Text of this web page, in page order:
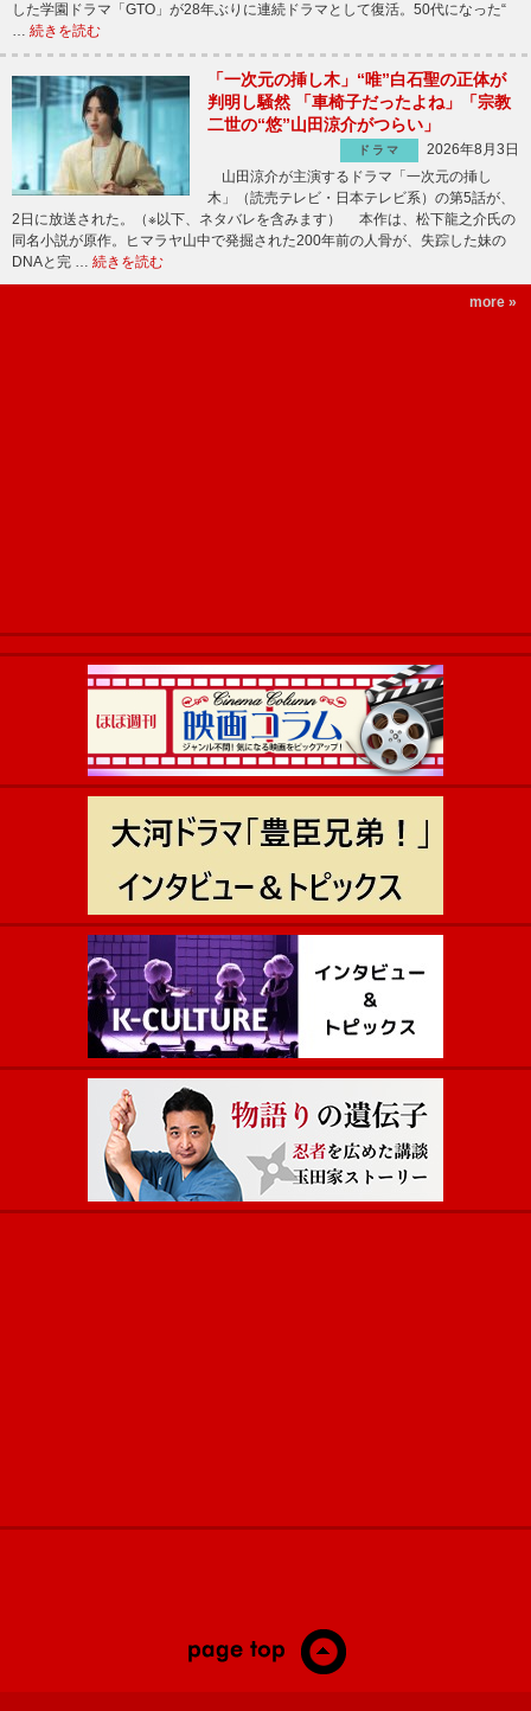
した学園ドラマ「GTO」が28年ぶりに連続ドラマとして復活。50代になった“
… 続きを読む
「一次元の挿し木」“唯”白石聖の正体が
判明し騒然 「車椅子だったよね」「宗教
二世の“悠”山田涼介がつらい」
ドラマ
2026年8月3日
山田涼介が主演するドラマ「一次元の挿し
木」（読売テレビ・日本テレビ系）の第5話が、
2日に放送された。（※以下、ネタバレを含みます） 本作は、松下龍之介氏の
同名小説が原作。ヒマラヤ山中で発掘された200年前の人骨が、失踪した妹の
DNAと完 … 続きを読む
more »